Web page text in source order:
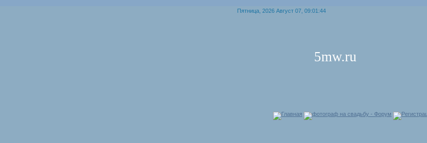
Пятница, 2026 Август 07, 09:01:44
5mw.ru
Главная фотограф на свадьбу - Форум